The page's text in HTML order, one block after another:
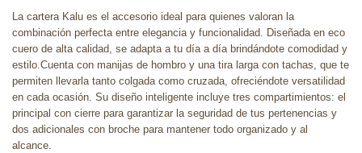
La cartera Kalu es el accesorio ideal para quienes valoran la
combinación perfecta entre elegancia y funcionalidad. Diseñada en eco
cuero de alta calidad, se adapta a tu día a día brindándote comodidad y
estilo.Cuenta con manijas de hombro y una tira larga con tachas, que te
permiten llevarla tanto colgada como cruzada, ofreciéndote versatilidad
en cada ocasión. Su diseño inteligente incluye tres compartimientos: el
principal con cierre para garantizar la seguridad de tus pertenencias y
dos adicionales con broche para mantener todo organizado y al
alcance.